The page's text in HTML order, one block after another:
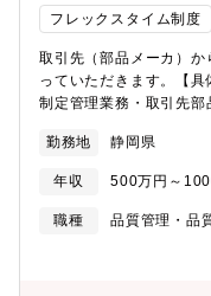
析など技術的な側面から
来る。
フレックスタイム制度
取引先（部品メーカ）
っていただきます。【
制定管理業務・取引先
品：電子機器部品：カ
ンサー等）【採用背景
やEVで自動車部品は、
である補修用部品、用
しく評価し、品質保証
勤務地 静岡県
年収 500万円～
職種
品質管理・品